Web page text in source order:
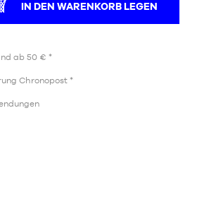
IN DEN WARENKORB LEGEN
ab 50 € *
Chronopost *